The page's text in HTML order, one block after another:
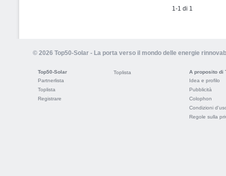
1-1 di 1
© 2026 Top50-Solar - La porta verso il mondo delle energie
Top50-Solar
Partnerlista
Toplista
Registrare
Toplista
A proposito di
Idea e profilo
Pubblicità
Colophon
Condizioni
Regole sulla